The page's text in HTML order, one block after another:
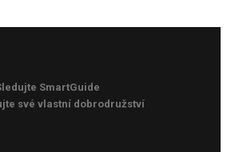
SmartGuide
své vlastní dobrodružství